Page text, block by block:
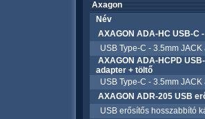
Axagon
Név
AXAGON ADA-HC USB-C
USB Type-C - 3.5mm JACK
AXAGON ADA-HCPD
adapter + töltő
USB Type-C - 3.5mm JACK
AXAGON ADR-205 USB
USB erősítős hosszabbító